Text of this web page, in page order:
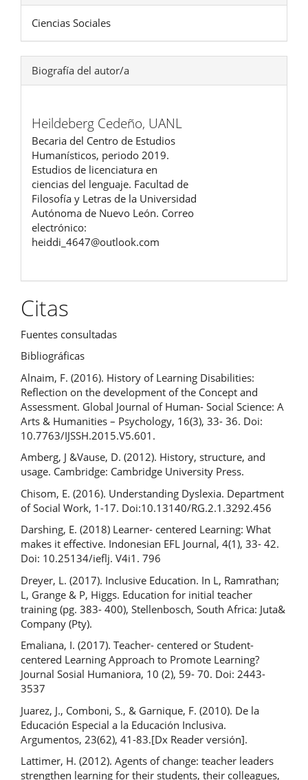
Ciencias Sociales
Biografía del autor/a
Heildeberg Cedeño, UANL
Becaria del Centro de Estudios
Humanísticos, periodo 2019.
Estudios de licenciatura en
ciencias del lenguaje. Facultad de
Filosofía y Letras de la Universidad
Autónoma de Nuevo León. Correo
electrónico:
heiddi_4647@outlook.com
Citas
Fuentes consultadas
Bibliográficas
Alnaim, F. (2016). History of Learning Disabilities:
Reflection on the development of the Concept and
Assessment. Global Journal of Human- Social Science: A
Arts & Humanities – Psychology, 16(3), 33- 36. Doi:
10.7763/IJSSH.2015.V5.601.
Amberg, J &Vause, D. (2012). History, structure, and
usage. Cambridge: Cambridge University Press.
Chisom, E. (2016). Understanding Dyslexia. Department
of Social Work, 1-17. Doi:10.13140/RG.2.1.3292.456
Darshing, E. (2018) Learner- centered Learning: What
makes it effective. Indonesian EFL Journal, 4(1), 33- 42.
Doi: 10.25134/ieflj. V4i1. 796
Dreyer, L. (2017). Inclusive Education. In L, Ramrathan;
L, Grange & P, Higgs. Education for initial teacher
training (pg. 383- 400), Stellenbosch, South Africa: Juta&
Company (Pty).
Emaliana, I. (2017). Teacher- centered or Student-
centered Learning Approach to Promote Learning?
Journal Sosial Humaniora, 10 (2), 59- 70. Doi: 2443-
3537
Juarez, J., Comboni, S., & Garnique, F. (2010). De la
Educación Especial a la Educación Inclusiva.
Argumentos, 23(62), 41-83.[Dx Reader versión].
Lattimer, H. (2012). Agents of change: teacher leaders
strengthen learning for their students, their colleagues,